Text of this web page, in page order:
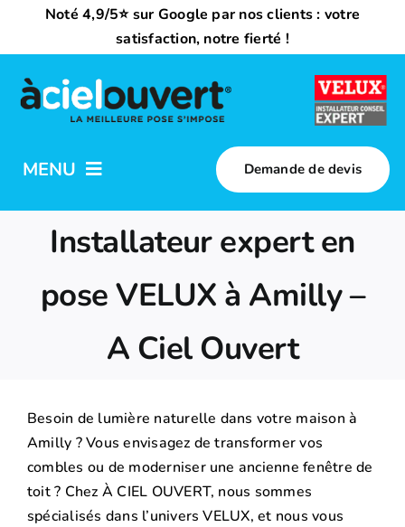
contenu
Noté 4,9/5⭐ sur Google par nos clients : votre
satisfaction, notre fierté !
MENU
Qui sommes-nous ?
Trouvez votre installateur
Demande de devis
Installateur expert en
pose VELUX à Amilly –
A Ciel Ouvert
Besoin de lumière naturelle dans votre maison à
Amilly ? Vous envisagez de transformer vos
combles ou de moderniser une ancienne fenêtre de
toit ? Chez À CIEL OUVERT, nous sommes
spécialisés dans l’univers VELUX, et nous vous